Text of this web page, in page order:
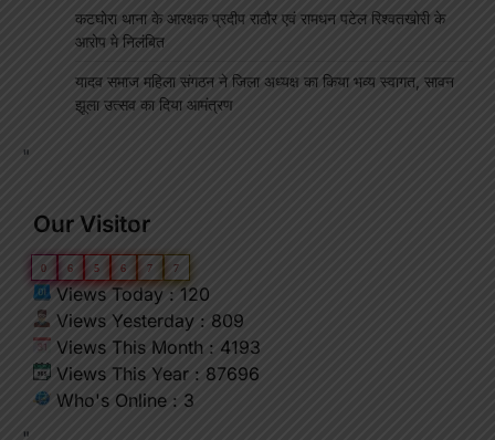
कटघोरा थाना के आरक्षक प्रदीप राठौर एवं रामधन पटेल रिश्वतखोरी के
आरोप मे निलंबित
यादव समाज महिला संगठन ने जिला अध्यक्ष का किया भव्य स्वागत, सावन
झूला उत्सव का दिया आमंत्रण
"
Our Visitor
0 6 5 6 7 7
Views Today : 120
Views Yesterday : 809
Views This Month : 4193
Views This Year : 87696
Who's Online : 3